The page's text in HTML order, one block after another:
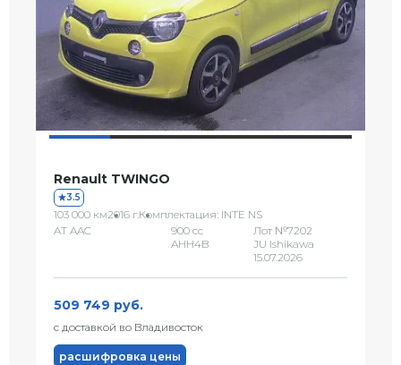
Renault TWINGO
3.5
103 000 км2016 г.Комплектация: INTE NS
AT AAC
900 сс
AHH4B
Лот №7202
JU Ishikawa
15.07.2026
509 749 руб.
с доставкой во Владивосток
расшифровка цены